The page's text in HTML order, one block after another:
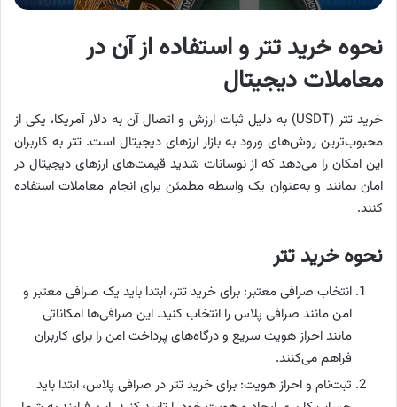
نحوه خرید تتر و استفاده از آن در
معاملات دیجیتال
خرید تتر (USDT) به دلیل ثبات ارزش و اتصال آن به دلار آمریکا، یکی از
محبوب‌ترین روش‌های ورود به بازار ارزهای دیجیتال است. تتر به کاربران
این امکان را می‌دهد که از نوسانات شدید قیمت‌های ارزهای دیجیتال در
امان بمانند و به‌عنوان یک واسطه مطمئن برای انجام معاملات استفاده
کنند.
نحوه خرید تتر
انتخاب صرافی معتبر: برای خرید تتر، ابتدا باید یک صرافی معتبر و
امن مانند صرافی پلاس را انتخاب کنید. این صرافی‌ها امکاناتی
مانند احراز هویت سریع و درگاه‌های پرداخت امن را برای کاربران
فراهم می‌کنند.
ثبت‌نام و احراز هویت: برای خرید تتر در صرافی‌ پلاس، ابتدا باید